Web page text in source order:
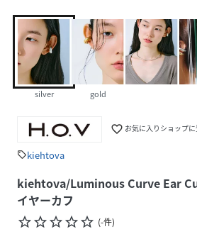
silver gold
favorite_border お気に入りショップ
sellkiehtova
kiehtova/Luminous Curve Ear
イヤーカフ
star_borderstar_borderstar_borderstar_borderstar_border (-件)